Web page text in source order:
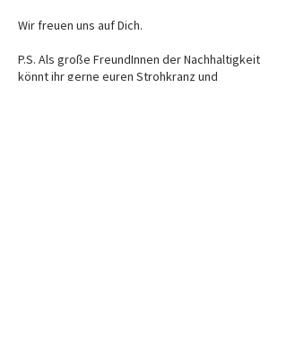
Wir freuen uns auf Dich.
P.S. Als große FreundInnen der Nachhaltigkeit
könnt ihr gerne euren Strohkranz und